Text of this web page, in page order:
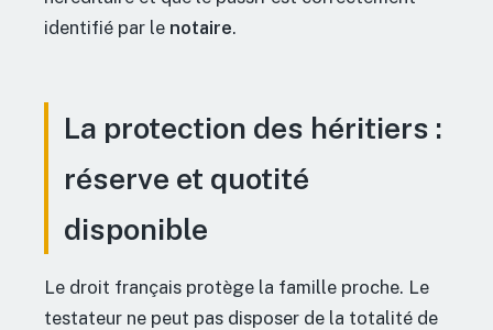
identifié par le notaire.
La protection des héritiers :
réserve et quotité
disponible
Le droit français protège la famille proche. Le
testateur ne peut pas disposer de la totalité de